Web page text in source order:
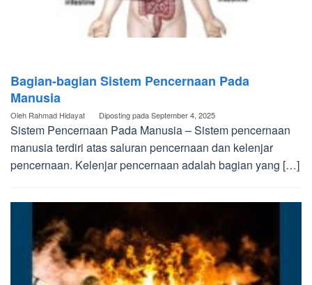
Bagian-bagian Sistem Pencernaan Pada
Manusia
Oleh Rahmad Hidayat Diposting padaSeptember 4, 2025
Sistem Pencernaan Pada Manusia – Sistem pencernaan
manusia terdiri atas saluran pencernaan dan kelenjar
pencernaan. Kelenjar pencernaan adalah bagian yang […]